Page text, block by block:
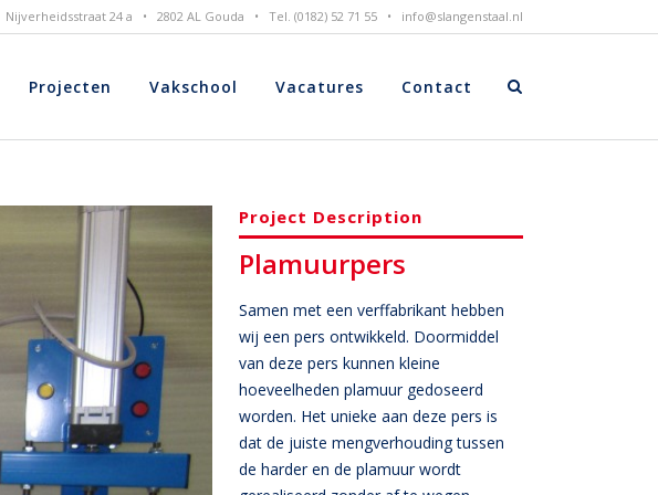
Nijverheidsstraat 24 a • 2802 AL Gouda • Tel. (0182) 52 71 55 • info@slangenstaal.nl
Projecten Vakschool Vacatures Contact
Project Description
Plamuurpers
Samen met een verffabrikant hebben
wij een pers ontwikkeld. Doormiddel
van deze pers kunnen kleine
hoeveelheden plamuur gedoseerd
worden. Het unieke aan deze pers is
dat de juiste mengverhouding tussen
de harder en de plamuur wordt